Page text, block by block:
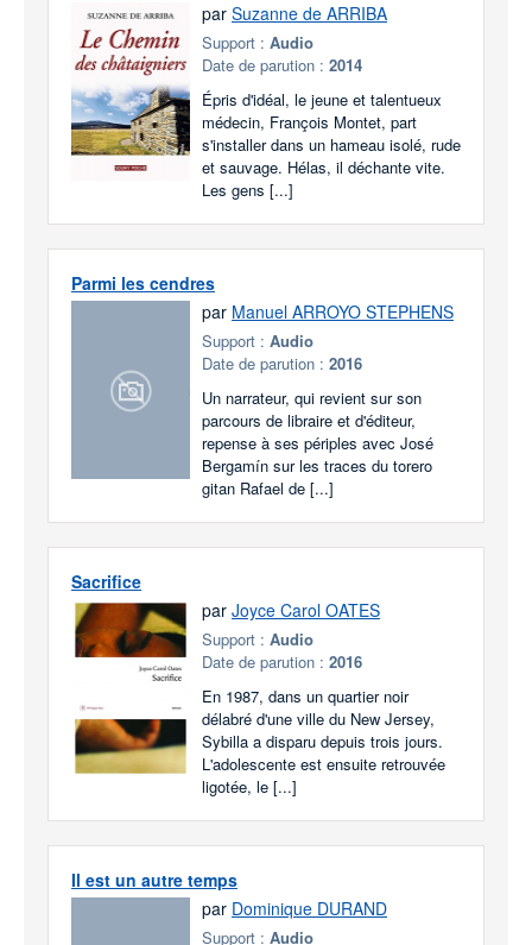
par Suzanne de ARRIBA
Support : Audio
Date de parution : 2014
Épris d'idéal, le jeune et talentueux
médecin, François Montet, part
s'installer dans un hameau isolé, rude
et sauvage. Hélas, il déchante vite.
Les gens [...]
Parmi les cendres
par Manuel ARROYO STEPHENS
Support : Audio
Date de parution : 2016
Un narrateur, qui revient sur son
parcours de libraire et d'éditeur,
repense à ses périples avec José
Bergamín sur les traces du torero
gitan Rafael de [...]
Sacrifice
par Joyce Carol OATES
Support : Audio
Date de parution : 2016
En 1987, dans un quartier noir
délabré d'une ville du New Jersey,
Sybilla a disparu depuis trois jours.
L'adolescente est ensuite retrouvée
ligotée, le [...]
Il est un autre temps
par Dominique DURAND
Support : Audio